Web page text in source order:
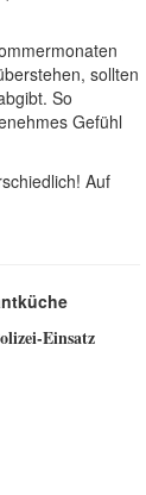
sollten
So
Gefühl
Auf
Einsatz